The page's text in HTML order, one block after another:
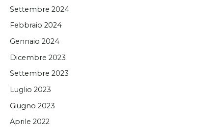
Settembre 2024
Febbraio 2024
Gennaio 2024
Dicembre 2023
Settembre 2023
Luglio 2023
Giugno 2023
Aprile 2022